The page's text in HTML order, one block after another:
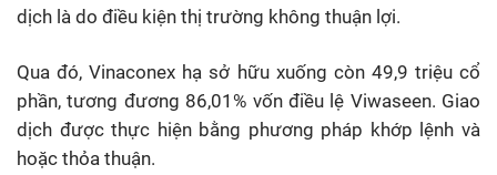
dịch là do điều kiện thị trường không thuận lợi.
Qua đó, Vinaconex hạ sở hữu xuống còn 49,9 triệu cổ
phần, tương đương 86,01% vốn điều lệ Viwaseen. Giao
dịch được thực hiện bằng phương pháp khớp lệnh và
hoặc thỏa thuận.